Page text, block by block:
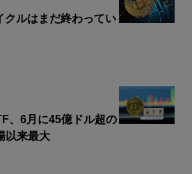
クルはまだ終わってい
、6月に45億ドル超の
以来最大